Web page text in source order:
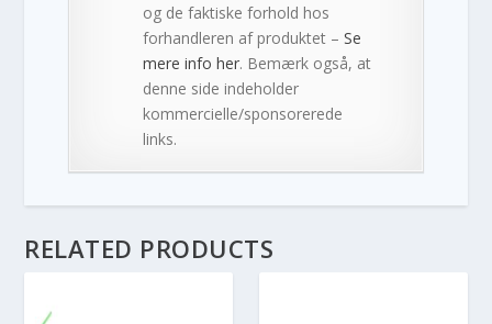
og de faktiske forhold hos
forhandleren af produktet –Se
mere info her. Bemærk også, at
denne side indeholder
kommercielle/sponsorerede
links.
RELATED PRODUCTS